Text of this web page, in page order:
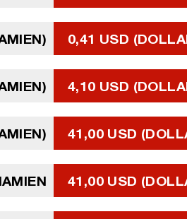
0,41 USD
4,10 USD
41,00 USD
41,00 USD